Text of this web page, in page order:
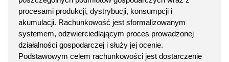
procesami produkcji, dystrybucji, konsumpcji i
akumulacji. Rachunkowość jest sformalizowanym
systemem, odzwierciedlającym proces prowadzonej
działalności gospodarczej i służy jej ocenie.
Podstawowym celem rachunkowości jest dostarczenie